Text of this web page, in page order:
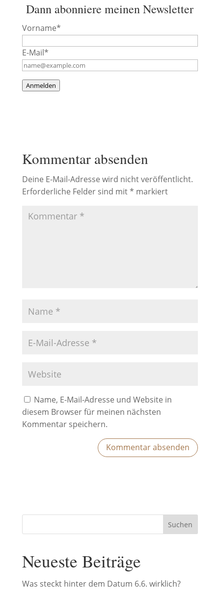
Dann abonniere meinen Newsletter
Vorname*
E-Mail*
Anmelden
Kommentar absenden
Deine E-Mail-Adresse wird nicht veröffentlicht.
Erforderliche Felder sind mit* markiert
Name, E-Mail-Adresse und Website in
diesem Browser für meinen nächsten
Kommentar speichern.
Suchen
Neueste Beiträge
Was steckt hinter dem Datum 6.6. wirklich?